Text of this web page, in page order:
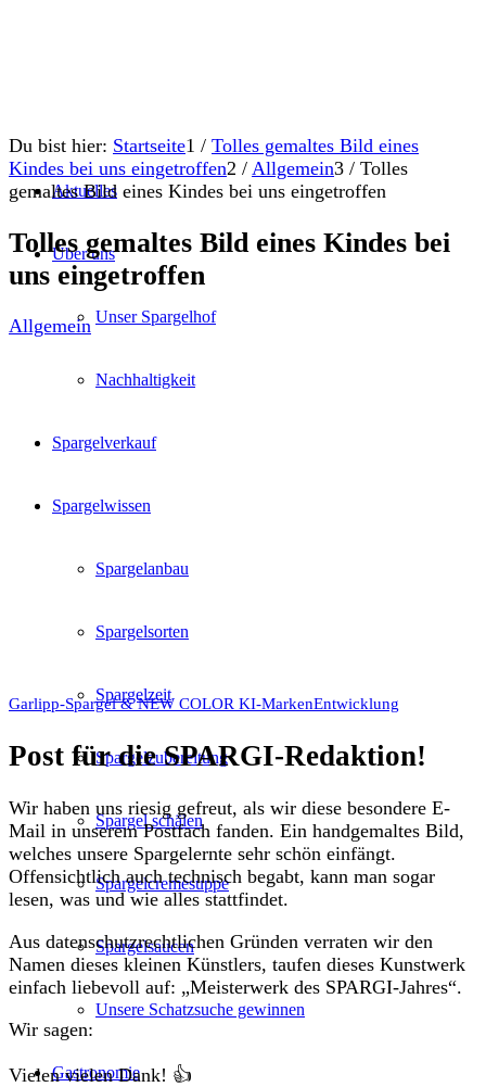
Aktuelles
Über uns
Unser Spargelhof
Nachhaltigkeit
Spargelverkauf
Spargelwissen
Spargelanbau
Spargelsorten
Spargelzeit
Spargelzubereitung
Spargel schälen
Spargelcremesuppe
Spargelsaucen
Unsere Schatzsuche gewinnen
Gastronomie
Du bist hier: Startseite1 / Tolles gemaltes Bild eines
Kindes bei uns eingetroffen2 / Allgemein3 / Tolles
gemaltes Bild eines Kindes bei uns eingetroffen
Tolles gemaltes Bild eines Kindes bei
uns eingetroffen
Allgemein
Garlipp-Spargel & NEW COLOR KI-MarkenEntwicklung
Post für die SPARGI-Redaktion!
Wir haben uns riesig gefreut, als wir diese besondere E-
Mail in unserem Postfach fanden. Ein handgemaltes Bild,
welches unsere Spargelernte sehr schön einfängt.
Offensichtlich auch technisch begabt, kann man sogar
lesen, was und wie alles stattfindet.
Aus datenschutzrechtlichen Gründen verraten wir den
Namen dieses kleinen Künstlers, taufen dieses Kunstwerk
einfach liebevoll auf: „Meisterwerk des SPARGI-Jahres“.
Wir sagen:
Vielen vielen Dank! 👍